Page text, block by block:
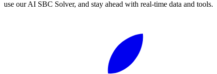
use our AI SBC Solver, and stay ahead with real-time data and tools.